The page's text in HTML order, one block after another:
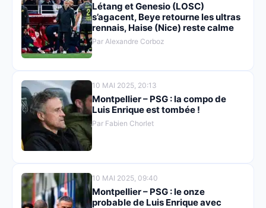
Létang et Genesio (LOSC)
s’agacent, Beye retourne les ultras
rennais, Haise (Nice) reste calme
Par Alexandre Corboz
10 MAI 2025, 20:13
Montpellier – PSG : la compo de
Luis Enrique est tombée !
Par Fabien Chorlet
10 MAI 2025, 09:40
Montpellier – PSG : le onze
probable de Luis Enrique avec